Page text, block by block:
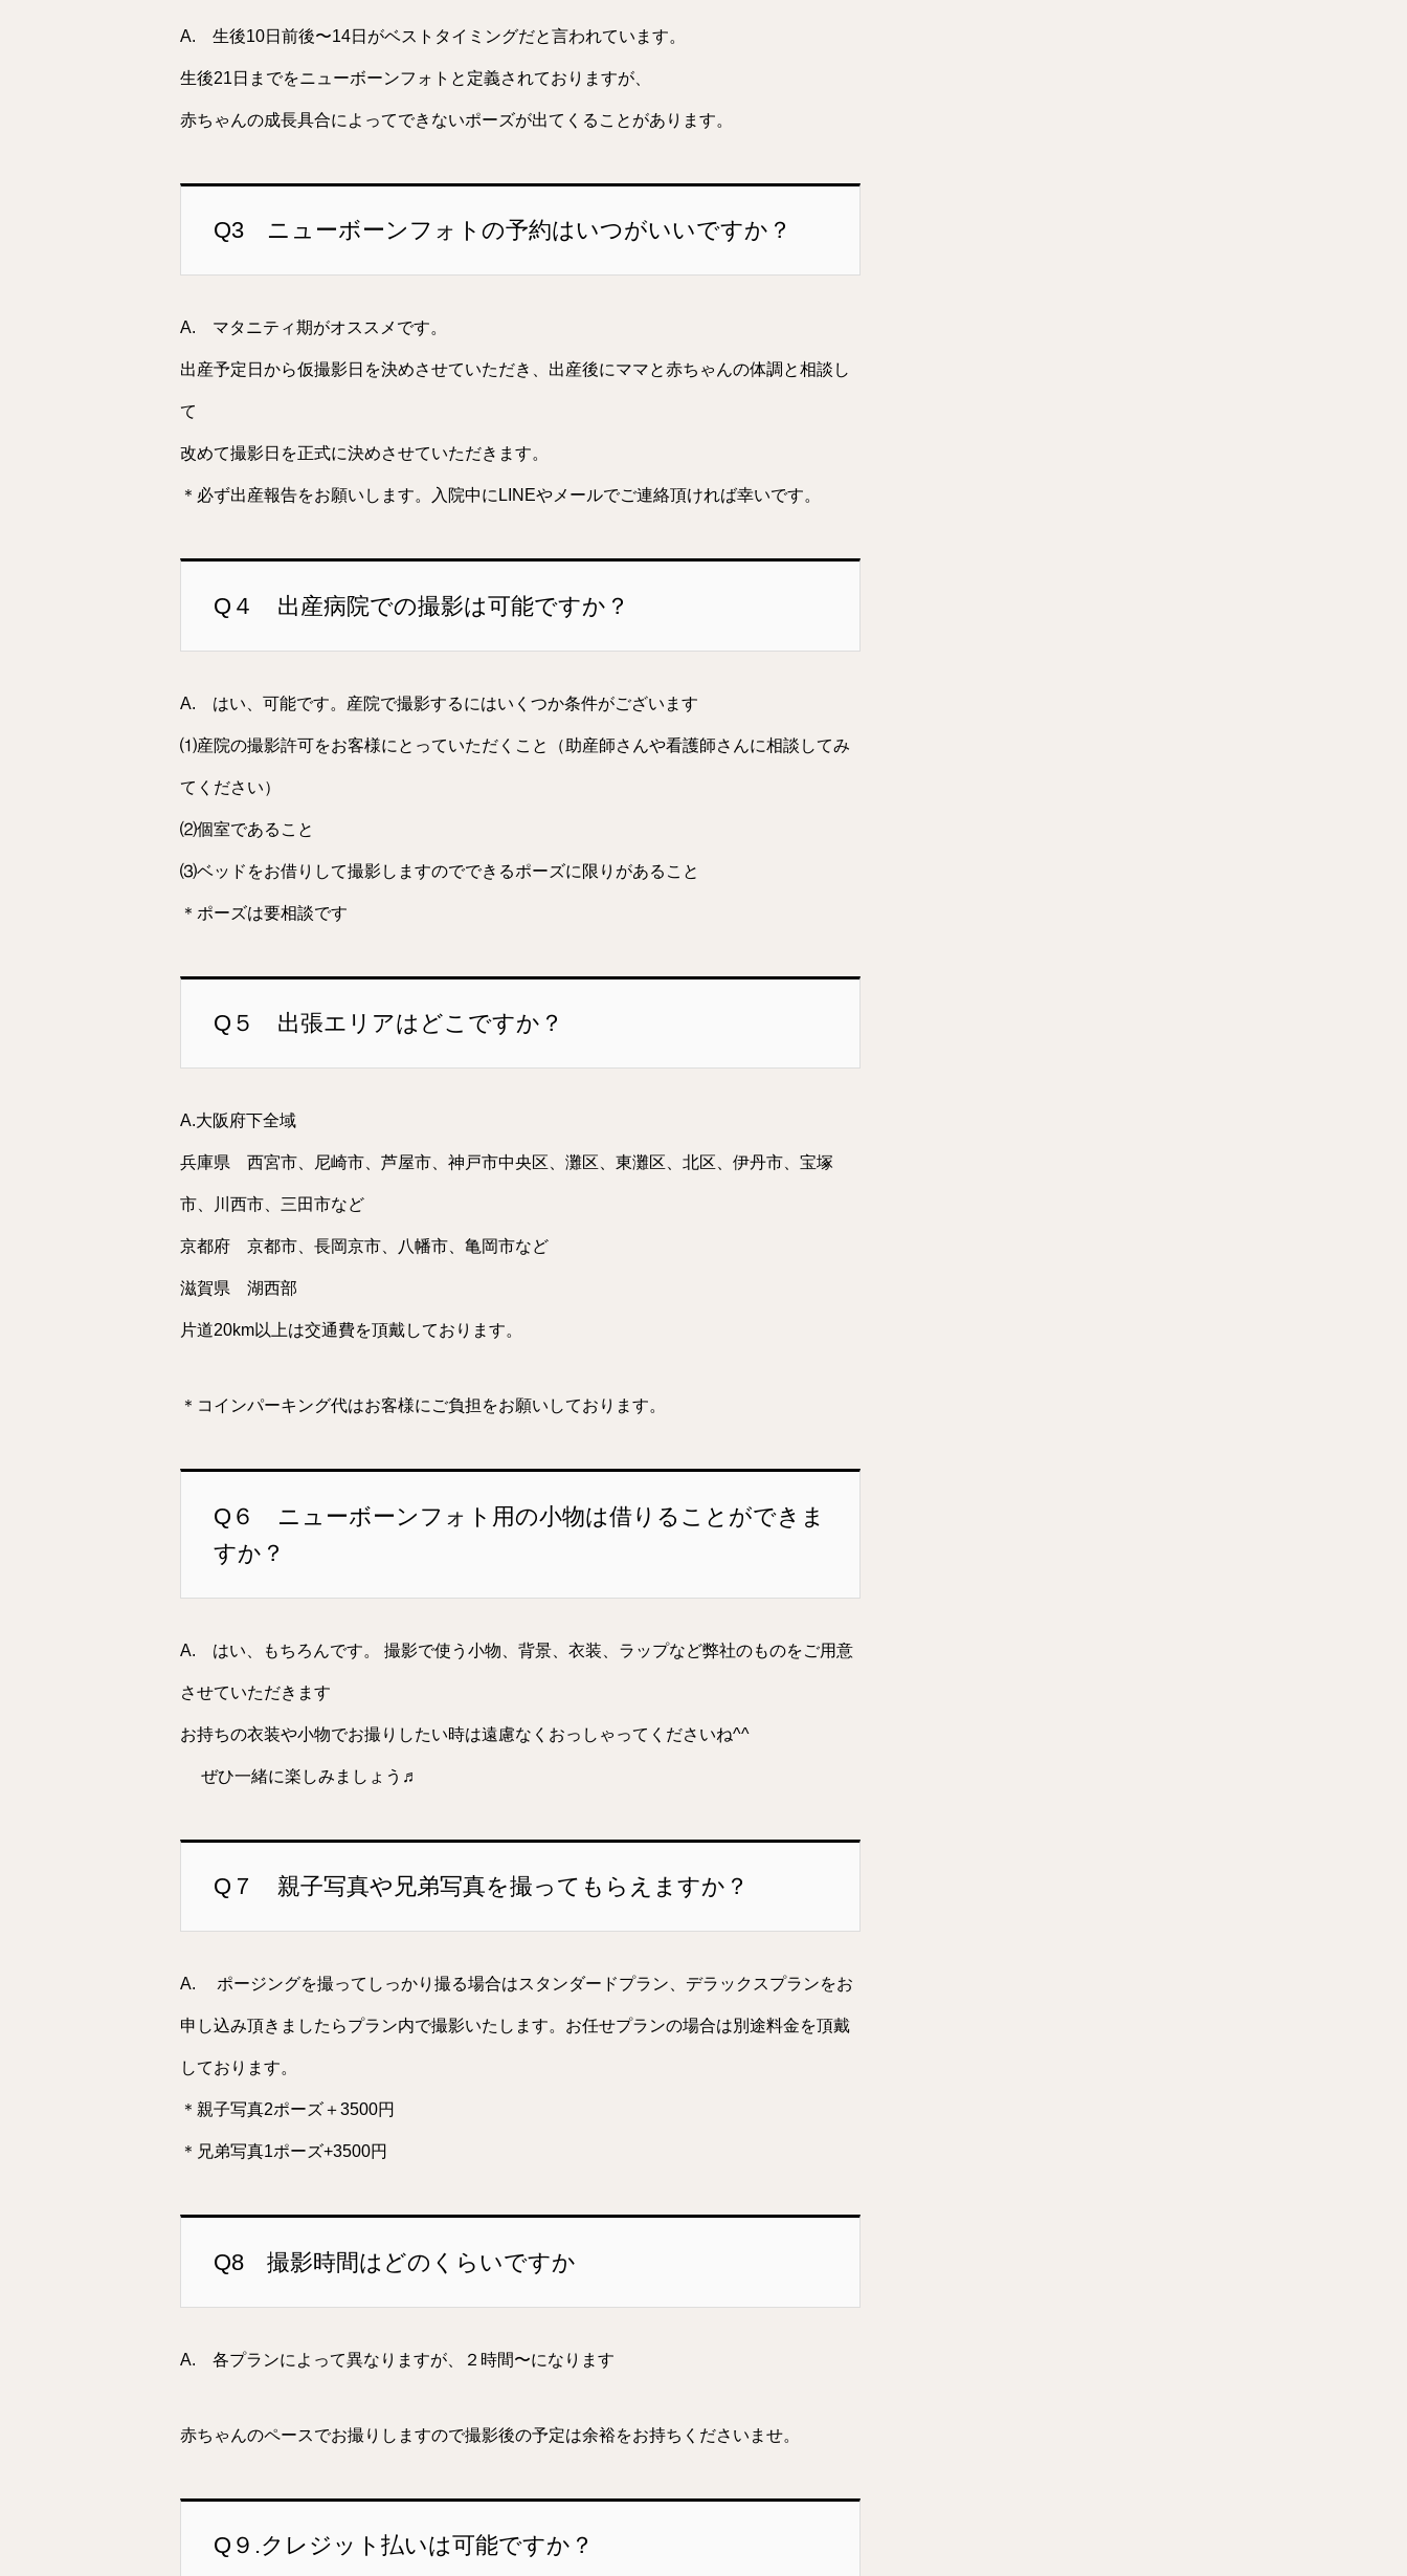
A. 生後10日前後〜14日がベストタイミングだと言われています。
生後21日までをニューボーンフォトと定義されておりますが、
赤ちゃんの成長具合によってできないポーズが出てくることがあります。
Q3 ニューボーンフォトの予約はいつがいいですか？
A. マタニティ期がオススメです。
出産予定日から仮撮影日を決めさせていただき、出産後にママと赤ちゃんの体調と相談し
て
改めて撮影日を正式に決めさせていただきます。
＊必ず出産報告をお願いします。入院中にLINEやメールでご連絡頂ければ幸いです。
Q４ 出産病院での撮影は可能ですか？
A. はい、可能です。産院で撮影するにはいくつか条件がございます
⑴産院の撮影許可をお客様にとっていただくこと（助産師さんや看護師さんに相談してみ
てください）
⑵個室であること
⑶ベッドをお借りして撮影しますのでできるポーズに限りがあること
＊ポーズは要相談です
Q５ 出張エリアはどこですか？
A.大阪府下全域
兵庫県 西宮市、尼崎市、芦屋市、神戸市中央区、灘区、東灘区、北区、伊丹市、宝塚
市、川西市、三田市など
京都府 京都市、長岡京市、八幡市、亀岡市など
滋賀県 湖西部
片道20km以上は交通費を頂戴しております。
＊コインパーキング代はお客様にご負担をお願いしております。
Q６ ニューボーンフォト用の小物は借りることができま
すか？
A. はい、もちろんです。 撮影で使う小物、背景、衣装、ラップなど弊社のものをご用意
させていただきます
お持ちの衣装や小物でお撮りしたい時は遠慮なくおっしゃってくださいね^^
ぜひ一緒に楽しみましょう♬
Q７ 親子写真や兄弟写真を撮ってもらえますか？
A. ポージングを撮ってしっかり撮る場合はスタンダードプラン、デラックスプランをお
申し込み頂きましたらプラン内で撮影いたします。お任せプランの場合は別途料金を頂戴
しております。
＊親子写真2ポーズ＋3500円
＊兄弟写真1ポーズ+3500円
Q8 撮影時間はどのくらいですか
A. 各プランによって異なりますが、２時間〜になります
赤ちゃんのペースでお撮りしますので撮影後の予定は余裕をお持ちくださいませ。
Q９.クレジット払いは可能ですか？